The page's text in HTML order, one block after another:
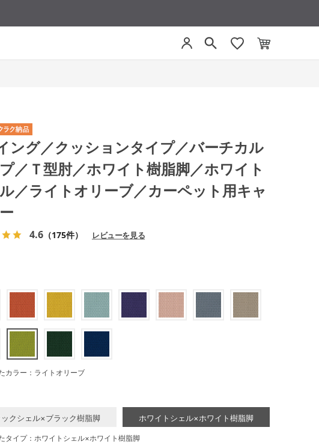
ング／クッションタイプ／バーチカル
／Ｔ型肘／ホワイト樹脂脚／ホワイト
／ライトオリーブ／カーペット用キャ
4.6 （175件） レビューを見る
カラー：ライトオリーブ
ックシェル×ブラック樹脂脚 ホワイトシェル×ホワイト樹脂脚
タイプ：ホワイトシェル×ホワイト樹脂脚